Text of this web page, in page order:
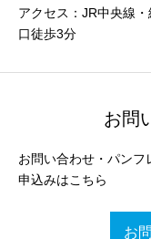
アクセス：JR中央線
口徒歩3分
お問
お問い合わせ・パンフ
申込みはこちら
お